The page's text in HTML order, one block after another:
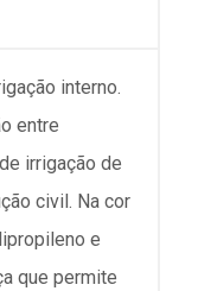
interno.
entre
irrigação de
civil. Na cor
e
que permite